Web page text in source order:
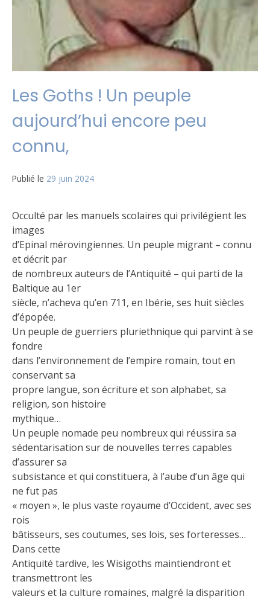
Les Goths ! Un peuple
aujourd’hui encore peu
connu,
Publié le 29 juin 2024
Occulté par les manuels scolaires qui privilégient les
images
d’Epinal mérovingiennes. Un peuple migrant – connu
et décrit par
de nombreux auteurs de l’Antiquité – qui parti de la
Baltique au 1er
siècle, n’acheva qu’en 711, en Ibérie, ses huit siècles
d’épopée.
Un peuple de guerriers pluriethnique qui parvint à se
fondre
dans l’environnement de l’empire romain, tout en
conservant sa
propre langue, son écriture et son alphabet, sa
religion, son histoire
mythique…
Un peuple nomade peu nombreux qui réussira sa
sédentarisation sur de nouvelles terres capables
d’assurer sa
subsistance et qui constituera, à l’aube d’un âge qui
ne fut pas
« moyen », le plus vaste royaume d’Occident, avec ses
rois
bâtisseurs, ses coutumes, ses lois, ses forteresses…
Dans cette
Antiquité tardive, les Wisigoths maintiendront et
transmettront les
valeurs et la culture romaines, malgré la disparition